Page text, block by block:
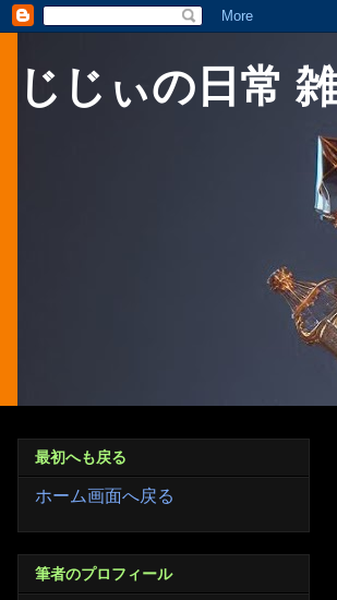
じじぃの日常
最初へも戻る
ホーム画面へ戻る
筆者のプロフィール